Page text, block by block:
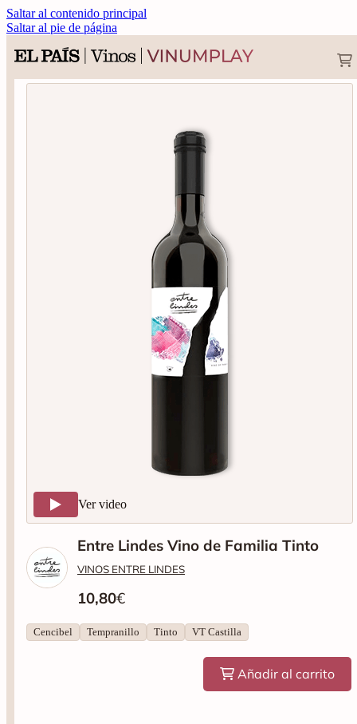
Saltar al contenido principal
Saltar al pie de página
Ver video
Entre Lindes Vino de Familia Tinto
VINOS ENTRE LINDES
10,80€
Cencibel Tempranillo Tinto VT Castilla
Añadir al carrito